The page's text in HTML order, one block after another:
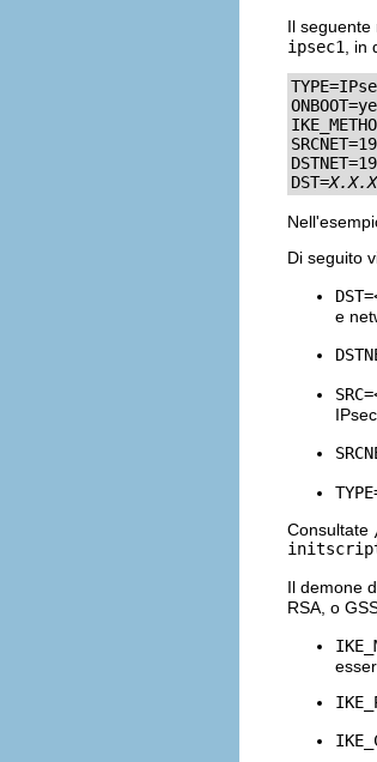
Il seguente
ipsec1
,
DST=
Di seguito
DST=
e
SRC=
Consultate
Il demone
RSA, o